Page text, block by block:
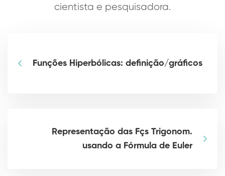
cientista e pesquisadora.
Funções Hiperbólicas: definição/gráficos
Representação das Fçs Trigonom.
usando a Fórmula de Euler